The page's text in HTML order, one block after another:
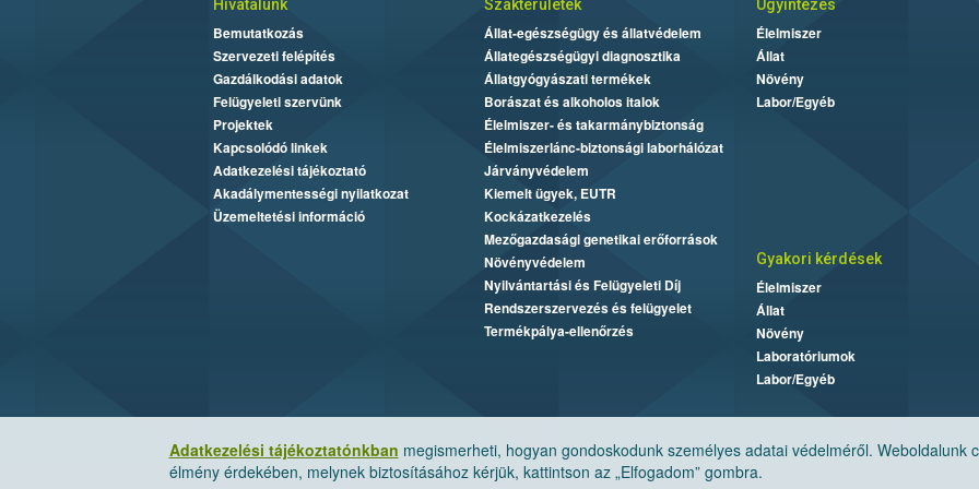
Adatkezelési tájékoztatónkban megismerheti, hogyan gondoskodunk személyes adatai védelméről. Weboldalunk
élmény érdekében, melynek biztosításához kérjük, kattintson az „Elfogadom” gombra.
Hivatalunk
Bemutatkozás
Szervezeti felépítés
Gazdálkodási adatok
Felügyeleti szervünk
Projektek
Kapcsolódó linkek
Adatkezelési tájékoztató
Akadálymentességi nyilatkozat
Üzemeltetési információ
Szakterületek
Állat-egészségügy és állatvédelem
Állategészségügyi diagnosztika
Állatgyógyászati termékek
Borászat és alkoholos italok
Élelmiszer- és takarmánybiztonság
Élelmiszerlánc-biztonsági laborhálózat
Járványvédelem
Kiemelt ügyek, EUTR
Kockázatkezelés
Mezőgazdasági genetikai erőforrások
Növényvédelem
Nyilvántartási és Felügyeleti Díj
Rendszerszervezés és felügyelet
Termékpálya-ellenőrzés
Ügyintézés
Élelmiszer
Állat
Növény
Labor/Egyéb
Gyakori kérdések
Élelmiszer
Állat
Növény
Laboratóriumok
Labor/Egyéb